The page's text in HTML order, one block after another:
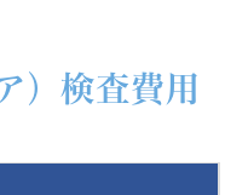
）検査費用